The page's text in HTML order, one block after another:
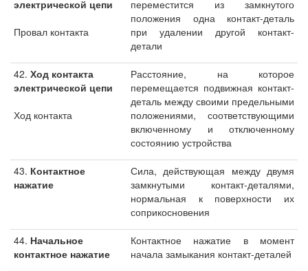
электрической цепи
Провал контакта
переместится из замкнутого
положения одна контакт-деталь
при удалении другой контакт-
детали
42. Ход контакта
электрической цепи
Ход контакта
Расстояние, на которое
перемещается подвижная контакт-
деталь между своими предельными
положениями, соответствующими
включенному и отключенному
состоянию устройства
43. Контактное
нажатие
Сила, действующая между двумя
замкнутыми контакт-деталями,
нормальная к поверхности их
соприкосновения
44. Начальное
контактное нажатие
Контактное нажатие в момент
начала замыкания контакт-деталей